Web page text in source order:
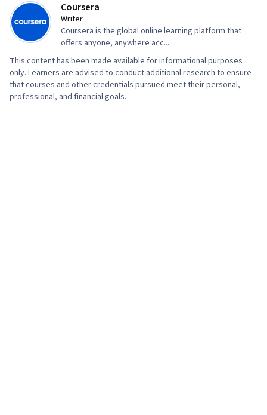
Coursera
Writer
Coursera is the global online learning platform that
offers anyone, anywhere acc...
This content has been made available for informational purposes
only. Learners are advised to conduct additional research to ensure
that courses and other credentials pursued meet their personal,
professional, and financial goals.